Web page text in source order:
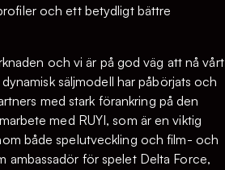
och ett betydligt bättre
och vi är på god väg att nå vårt
säljmodell har påbörjats och
med stark förankring på den
med RUYI, som är en viktig
både spelutveckling och film- och
ambassadör för spelet Delta Force,